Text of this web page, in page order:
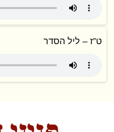
ט”ז – ליל הסדר